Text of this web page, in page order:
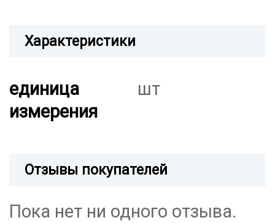
Характеристики
единица
измерения
шт
Отзывы покупателей
Пока нет ни одного отзыва.